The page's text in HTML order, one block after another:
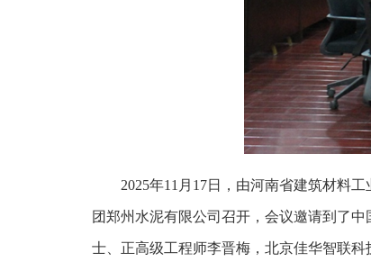
2025年11月17日，由河南省建筑材料
团郑州水泥有限公司召开，会议邀请到了
士、正高级工程师李晋梅，北京佳华智联